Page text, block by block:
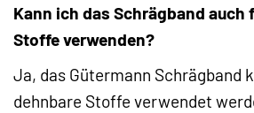
Kann ich das Schrägband auch
Stoffe verwenden?
Ja, das Gütermann Schrägband
dehnbare Stoffe verwendet